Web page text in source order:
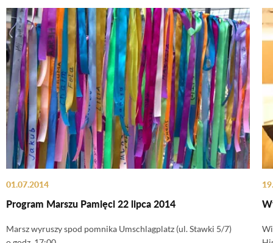
01.07.2014
Program Marszu Pamięci 22 lipca 2014
Marsz wyruszy spod pomnika Umschlagplatz (ul. Stawki 5/7)